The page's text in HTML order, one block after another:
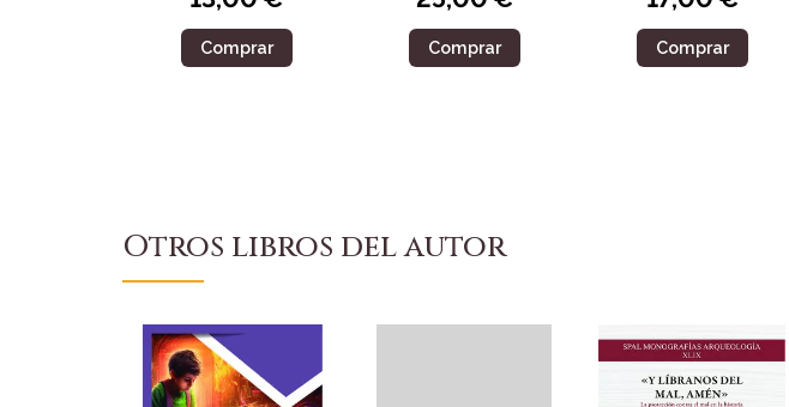
Comprar Comprar Comprar
Otros libros del autor